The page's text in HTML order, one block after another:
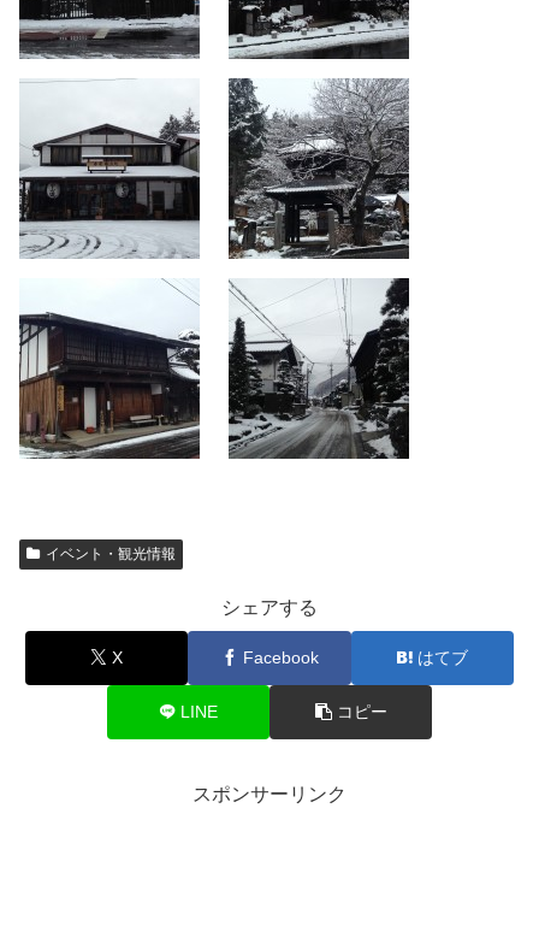
イベント・観光情報
シェアする
X Facebook はてブ
LINE コピー
スポンサーリンク